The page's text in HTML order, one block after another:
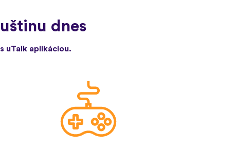
dnes
uTalk aplikáciou.